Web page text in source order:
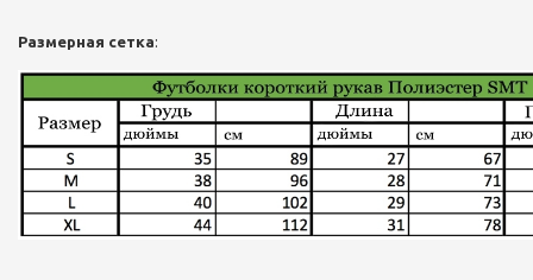
Размерная сетка: